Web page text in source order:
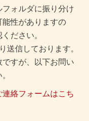
ォルダに振り分け
能性がありますの
ださい。
送信しております。
すが、以下お問い
絡フォームはこち